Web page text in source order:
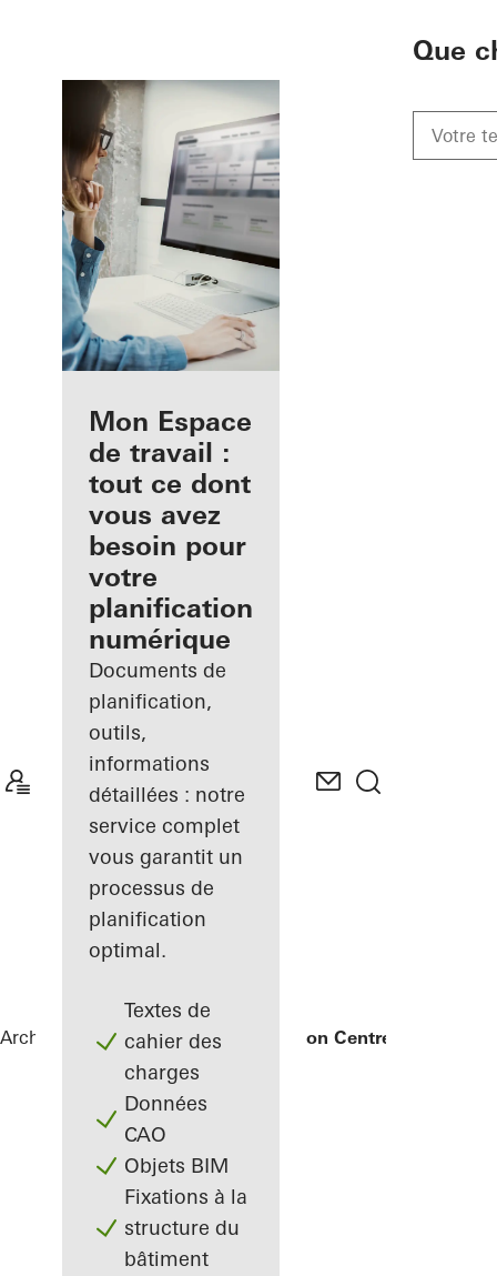
Avantages pour
vous en tant
qu'architecte
inscrit
Découvrez
Mon
Espace de
travail
Mon Espace
de travail :
tout ce dont
vous avez
besoin pour
votre
planification
numérique
Documents de
planification,
outils,
informations
détaillées : notre
service complet
vous garantit un
processus de
planification
optimal.
Textes de
cahier des
charges
Données
CAO
Objets BIM
Fixations à la
structure du
bâtiment
Que
Architectes RéférencesFRIZ Innovation Centre